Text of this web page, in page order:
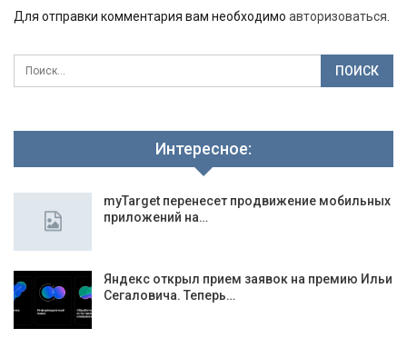
Для отправки комментария вам необходимо авторизоваться.
Интересное:
myTarget перенесет продвижение мобильных
приложений на…
Яндекс открыл прием заявок на премию Ильи
Сегаловича. Теперь…